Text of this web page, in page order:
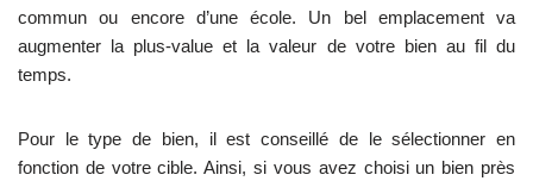
commun ou encore d’une école. Un bel emplacement va
augmenter la plus-value et la valeur de votre bien au fil du
temps.
Pour le type de bien, il est conseillé de le sélectionner en
fonction de votre cible. Ainsi, si vous avez choisi un bien près